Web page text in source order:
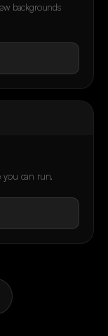
backgrounds
you can run.